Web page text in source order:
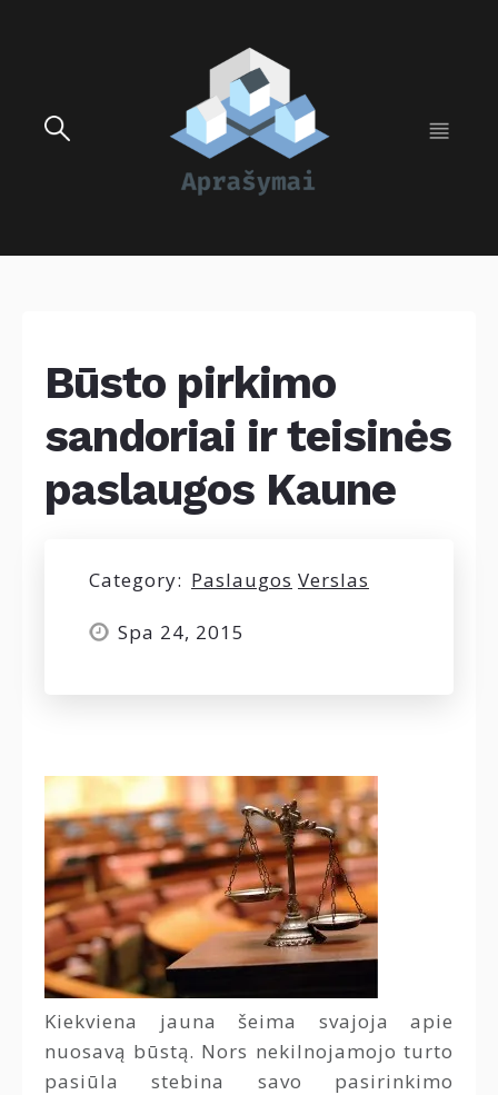
Būsto pirkimo
sandoriai ir teisinės
paslaugos Kaune
Category: Paslaugos Verslas
Spa 24, 2015
Kiekviena jauna šeima svajoja apie
nuosavą būstą. Nors nekilnojamojo turto
pasiūla stebina savo pasirinkimo